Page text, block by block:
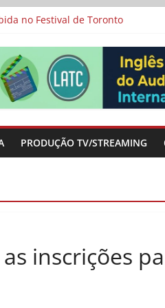
e filme-tributo de
no Festival de Toronto
entre “Manas” e “O
criados a partir de
PRODUÇÃO TV/STREAMING
inscrições